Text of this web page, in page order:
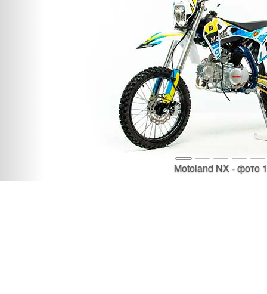
Motoland NX - фото 1